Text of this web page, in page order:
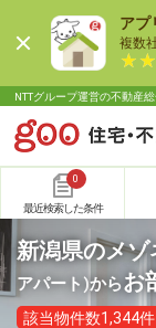
アプ
複数
NTTグループ運営の不動産
0
最近検索した条件
新潟県のメ
アパート)からお
該当物件数1,344件